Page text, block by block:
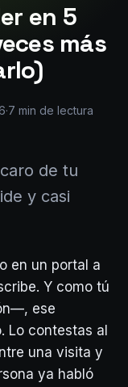
en 5
más
·7 min de lectura
de tu
y casi
en un portal a
Y como tú
ese
Lo contestas al
una visita y
ya habló